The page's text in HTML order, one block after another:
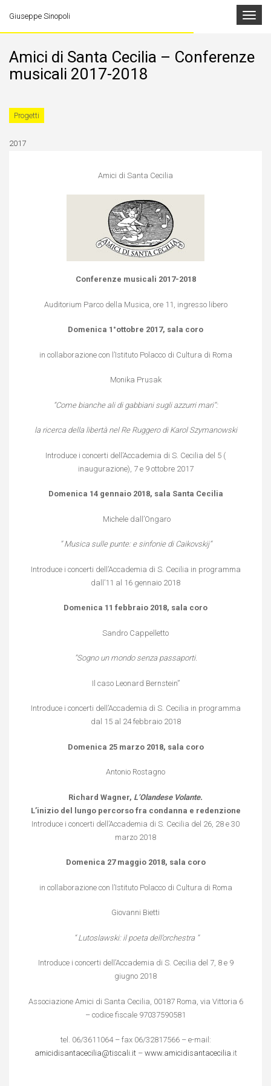
Toggle
Giuseppe Sinopoli
Amici di Santa Cecilia – Conferenze
musicali 2017-2018
Progetti
2017
Amici di Santa Cecilia
Conferenze musicali 2017-2018
Auditorium Parco della Musica, ore 11, ingresso libero
Domenica 1°ottobre 2017, sala coro
in collaborazione con l’Istituto Polacco di Cultura di Roma
Monika Prusak
“Come bianche ali di gabbiani sugli azzurri mari”:
la ricerca della libertà nel Re Ruggero di Karol Szymanowski
Introduce i concerti dell’Accademia di S. Cecilia del 5 (
inaugurazione), 7 e 9 ottobre 2017
Domenica 14 gennaio 2018, sala Santa Cecilia
Michele dall’Ongaro
” Musica sulle punte: e sinfonie di Caikovskij”
Introduce i concerti dell’Accademia di S. Cecilia in programma
dall’11 al 16 gennaio 2018
Domenica 11 febbraio 2018, sala coro
Sandro Cappelletto
”Sogno un mondo senza passaporti.
Il caso Leonard Bernstein”
Introduce i concerti dell’Accademia di S. Cecilia in programma
dal 15 al 24 febbraio 2018
Domenica 25 marzo 2018, sala coro
Antonio Rostagno
Richard Wagner, L’Olandese Volante.
L’inizio del lungo percorso fra condanna e redenzione
Introduce i concerti dell’Accademia di S. Cecilia del 26, 28 e 30
marzo 2018
Domenica 27 maggio 2018, sala coro
in collaborazione con l’Istituto Polacco di Cultura di Roma
Giovanni Bietti
“ Lutoslawski: il poeta dell’orchestra ”
Introduce i concerti dell’Accademia di S. Cecilia del 7, 8 e 9
giugno 2018
Associazione Amici di Santa Cecilia, 00187 Roma, via Vittoria 6
– codice fiscale 97037590581
tel. 06/3611064 – fax 06/32817566 – e-mail:
amicidisantacecilia@tiscali.it– www.amicidisantacecilia.it